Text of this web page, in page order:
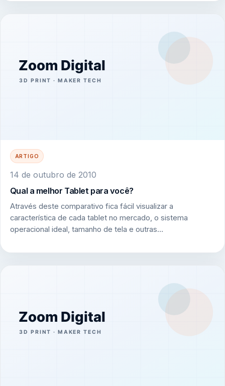
ARTIGO
14 de outubro de 2010
Qual a melhor Tablet para você?
Através deste comparativo fica fácil visualizar a
característica de cada tablet no mercado, o sistema
operacional ideal, tamanho de tela e outras…